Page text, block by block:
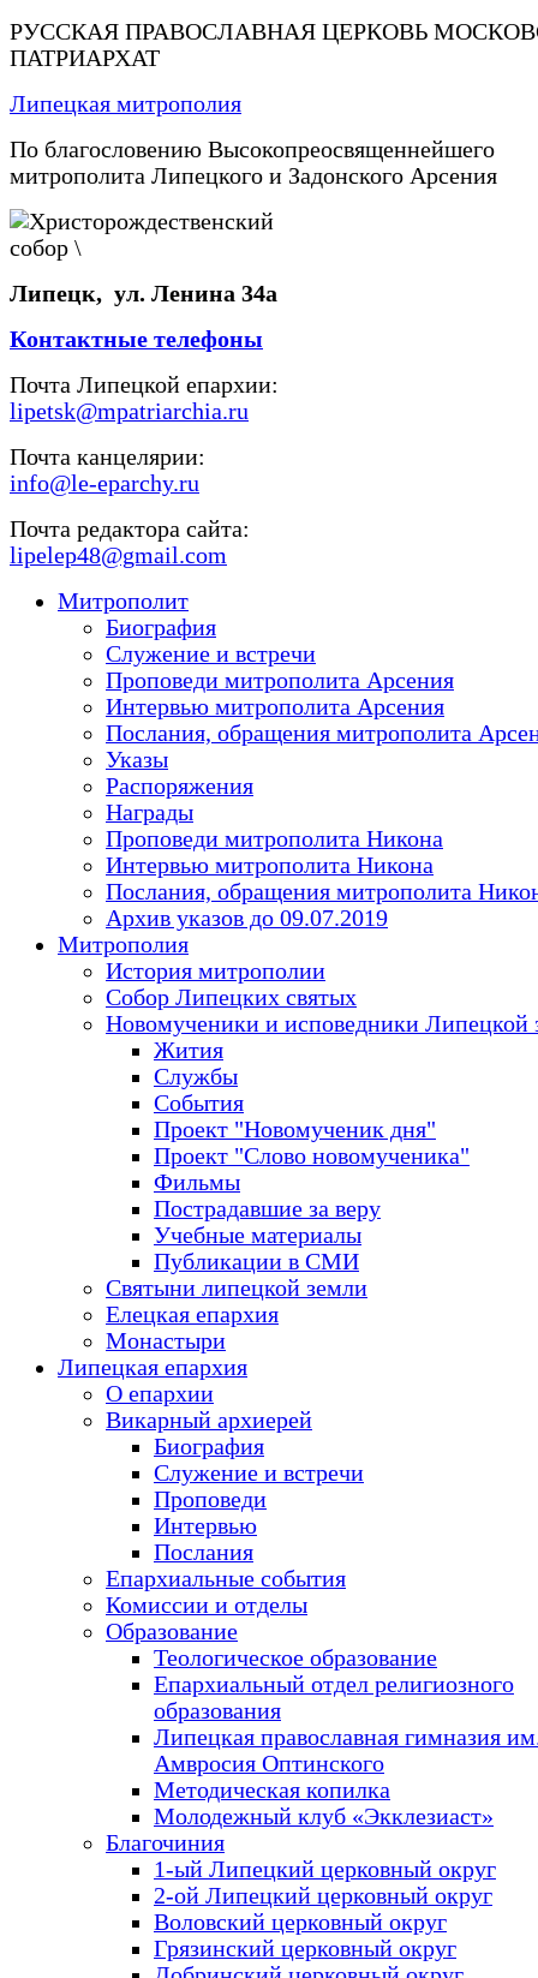
РУССКАЯ ПРАВОСЛАВНАЯ ЦЕРКОВЬ
ПАТРИАРХАТ
Липецкая митрополия
По благословению Высокопреосвященнейшего
митрополита Липецкого и Задонского Арсения
Липецк, ул. Ленина 34а
Контактные телефоны
Почта Липецкой епархии:
lipetsk@mpatriarchia.ru
Почта канцелярии:
info@le-eparchy.ru
Почта редактора сайта:
lipelep48@gmail.com
Митрополит
Биография
Служение и встречи
Проповеди митрополита Арсения
Интервью митрополита Арсения
Послания, обращения митрополита
Указы
Распоряжения
Награды
Проповеди митрополита Никона
Интервью митрополита Никона
Послания, обращения митрополита
Архив указов до 09.07.2019
Митрополия
История митрополии
Собор Липецких святых
Новомученики и исповедники Липецкой
Жития
Службы
События
Проект "Новомученик дня"
Проект "Слово новомученика"
Фильмы
Пострадавшие за веру
Учебные материалы
Публикации в СМИ
Святыни липецкой земли
Елецкая епархия
Монастыри
Липецкая епархия
О епархии
Викарный архиерей
Биография
Служение и встречи
Проповеди
Интервью
Послания
Епархиальные события
Комиссии и отделы
Образование
Теологическое образование
Епархиальный отдел религиозного
образования
Липецкая православная гимназия
Амвросия Оптинского
Методическая копилка
Молодежный клуб «Экклезиаст»
Благочиния
1-ый Липецкий церковный округ
2-ой Липецкий церковный округ
Воловский церковный округ
Грязинский церковный округ